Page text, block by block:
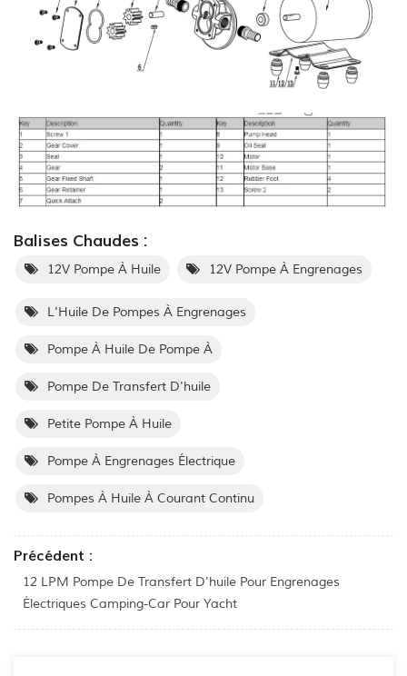
Balises Chaudes :
12V Pompe À Huile 12V Pompe À Engrenages
L'Huile De Pompes À Engrenages
Pompe À Huile De Pompe À
Pompe De Transfert D'huile
Petite Pompe À Huile
Pompe À Engrenages Électrique
Pompes À Huile À Courant Continu
Précédent :
12 LPM Pompe De Transfert D'huile Pour Engrenages
Électriques Camping-Car Pour Yacht